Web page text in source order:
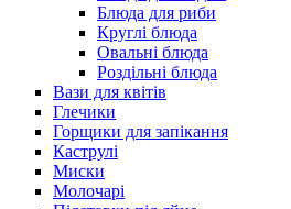
Блюда для риби
Круглі блюда
Овальні блюда
Роздільні блюда
Вази для квітів
Глечики
Горщики для запікання
Каструлі
Миски
Молочарі